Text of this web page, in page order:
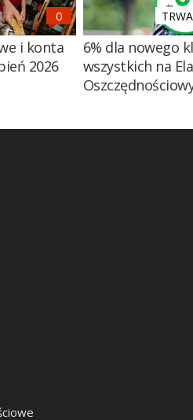
i konta
2026
6% dla nowego
wszystkich na